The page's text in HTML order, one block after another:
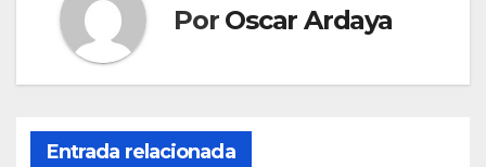
Por Oscar Ardaya
Entrada relacionada